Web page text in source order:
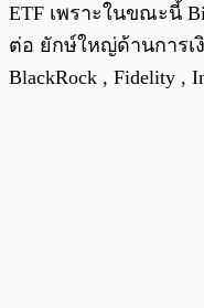
ETF เพราะในขณะนี้
ต่อ ยักษ์ใหญ่ด้านการเ
BlackRock , Fidelity ,